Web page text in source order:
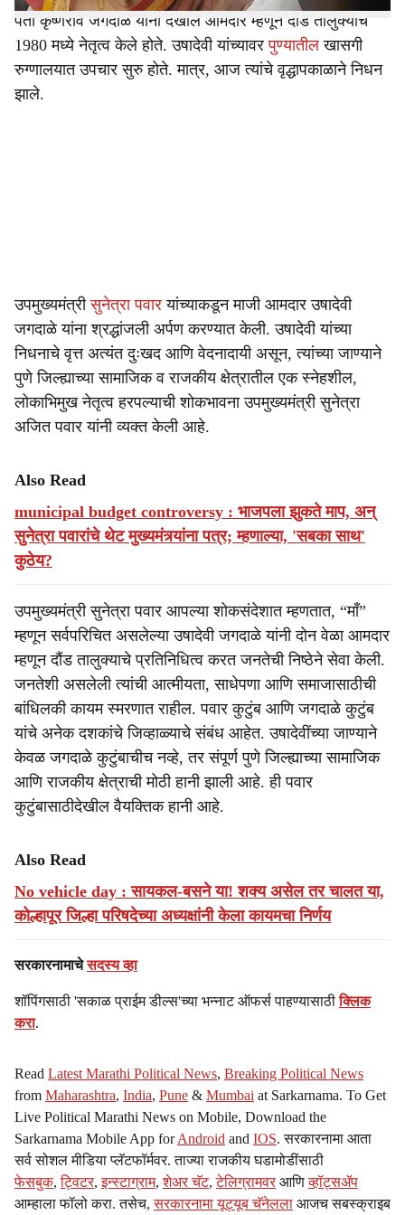
पती कृष्णराव जगदाळे यांनी देखील आमदार म्हणून दौंड तालुक्याचे
1980 मध्ये नेतृत्व केले होते. उषादेवी यांच्यावरपुण्यातील खासगी
रुग्णालयात उपचार सुरु होते. मात्र, आज त्यांचे वृद्धापकाळाने निधन
झाले.
उपमुख्यमंत्रीसुनेत्रा पवार यांच्याकडून माजी आमदार उषादेवी
जगदाळे यांना श्रद्धांजली अर्पण करण्यात केली. उषादेवी यांच्या
निधनाचे वृत्त अत्यंत दुःखद आणि वेदनादायी असून, त्यांच्या जाण्याने
पुणे जिल्ह्याच्या सामाजिक व राजकीय क्षेत्रातील एक स्नेहशील,
लोकाभिमुख नेतृत्व हरपल्याची शोकभावना उपमुख्यमंत्री सुनेत्रा
अजित पवार यांनी व्यक्त केली आहे.
Also Read
municipal budget controversy : भाजपला झुकते माप, अन्
सुनेत्रा पवारांचे थेट मुख्यमंत्र्यांना पत्र; म्हणाल्या, 'सबका साथ'
कुठेय?
उपमुख्यमंत्री सुनेत्रा पवार आपल्या शोकसंदेशात म्हणतात, “माँ”
म्हणून सर्वपरिचित असलेल्या उषादेवी जगदाळे यांनी दोन वेळा आमदार
म्हणून दौंड तालुक्याचे प्रतिनिधित्व करत जनतेची निष्ठेने सेवा केली.
जनतेशी असलेली त्यांची आत्मीयता, साधेपणा आणि समाजासाठीची
बांधिलकी कायम स्मरणात राहील. पवार कुटुंब आणि जगदाळे कुटुंब
यांचे अनेक दशकांचे जिव्हाळ्याचे संबंध आहेत. उषादेवींच्या जाण्याने
केवळ जगदाळे कुटुंबाचीच नव्हे, तर संपूर्ण पुणे जिल्ह्याच्या सामाजिक
आणि राजकीय क्षेत्राची मोठी हानी झाली आहे. ही पवार
कुटुंबासाठीदेखील वैयक्तिक हानी आहे.
Also Read
No vehicle day : सायकल-बसने या! शक्य असेल तर चालत या,
कोल्हापूर जिल्हा परिषदेच्या अध्यक्षांनी केला कायमचा निर्णय
सरकारनामाचेसदस्य व्हा
शॉपिंगसाठी 'सकाळ प्राईम डील्स'च्या भन्नाट ऑफर्स पाहण्यासाठीक्लिक
करा.
Read Latest Marathi Political News, Breaking Political News
from Maharashtra, India, Pune & Mumbai at Sarkarnama. To Get
Live Political Marathi News on Mobile, Download the
Sarkarnama Mobile App forAndroid and IOS. सरकारनामा आता
सर्व सोशल मीडिया प्लॅटफॉर्मवर. ताज्या राजकीय घडामोडींसाठी
फेसबुक,ट्विटर,इन्स्टाग्राम,शेअर चॅट,टेलिग्रामवर आणिव्हॉट्सॲप
आम्हाला फॉलो करा. तसेच,सरकारनामा यूट्यूब चॅनेलला आजच सबस्क्राइब